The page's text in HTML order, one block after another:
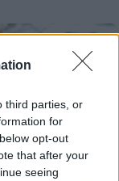
third parties, or
for
opt-out
that after your
seeing